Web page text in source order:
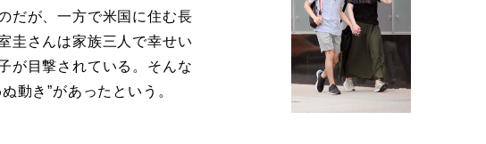
だが、一方で米国に住む長
圭さんは家族三人で幸せい
が目撃されている。そんな
動き”があったという。